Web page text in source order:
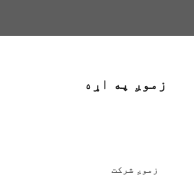
زموږ په اړه
زموږ شرکت